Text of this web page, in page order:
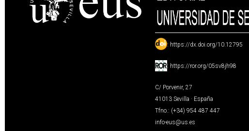
: https://dx.doi.org/10.12795
: https://ror.org/05sv8jh98
C/ Porvenir, 27
41013 Sevilla · España
Tfno.: (+34) 954 487 447
info-eus@us.es